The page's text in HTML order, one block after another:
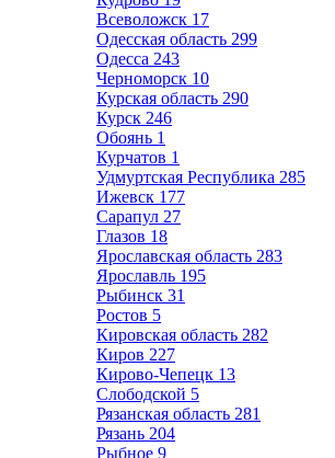
Всеволожск 17
Одесская область 299
Одесса 243
Черноморск 10
Курская область 290
Курск 246
Обоянь 1
Курчатов 1
Удмуртская Республика 285
Ижевск 177
Сарапул 27
Глазов 18
Ярославская область 283
Ярославль 195
Рыбинск 31
Ростов 5
Кировская область 282
Киров 227
Кирово-Чепецк 13
Слободской 5
Рязанская область 281
Рязань 204
Рыбное 9